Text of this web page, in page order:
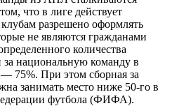
что в лиге действует
разрешено оформлять
не являются гражданами
количества
национальную команду в
75%. При этом сборная за
занимать место ниже 50-го в
футбола (ФИФА).